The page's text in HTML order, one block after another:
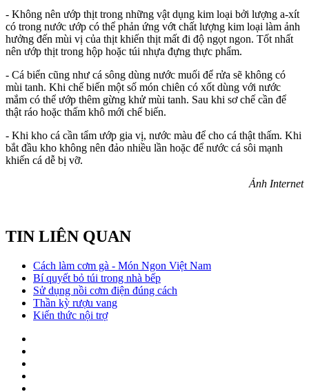
- Không nên ướp thịt trong những vật dụng kim loại bởi lượng a-xít
có trong nước ướp có thể phản ứng vớt chất lượng kim loại làm ảnh
hưởng đến mùi vị của thịt khiến thịt mất đi độ ngọt ngon. Tốt nhất
nên ướp thịt trong hộp hoặc túi nhựa đựng thực phẩm.
- Cá biển cũng như cá sông dùng nước muối để rửa sẽ không có
mùi tanh. Khi chế biến một số món chiên có xốt dùng với nước
mắm có thể ướp thêm gừng khử mùi tanh. Sau khi sơ chế cần để
thật ráo hoặc thấm khô mới chế biến.
- Khi kho cá cần tẩm ướp gia vị, nước màu để cho cá thật thấm. Khi
bắt đầu kho không nên đảo nhiều lần hoặc để nước cá sôi mạnh
khiến cá dễ bị vỡ.
Ảnh Internet
TIN LIÊN QUAN
Cách làm cơm gà - Món Ngon Việt Nam
Bí quyết bỏ túi trong nhà bếp
Sử dụng nồi cơm điện đúng cách
Thần kỳ rượu vang
Kiến thức nội trợ